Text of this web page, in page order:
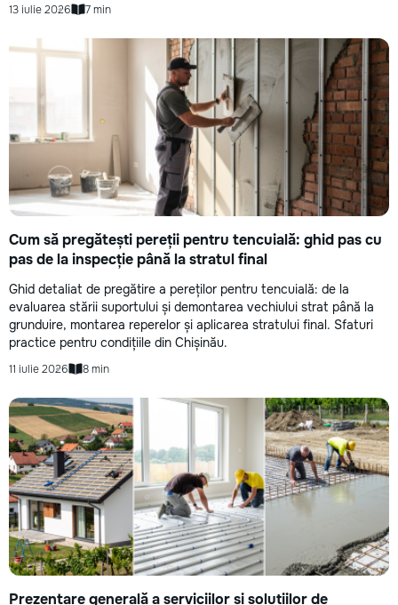
13 iulie 2026 7 min
Cum să pregătești pereții pentru tencuială: ghid pas cu
pas de la inspecție până la stratul final
Ghid detaliat de pregătire a pereților pentru tencuială: de la
evaluarea stării suportului și demontarea vechiului strat până la
grunduire, montarea reperelor și aplicarea stratului final. Sfaturi
practice pentru condițiile din Chișinău.
11 iulie 2026 8 min
Prezentare generală a serviciilor și soluțiilor de